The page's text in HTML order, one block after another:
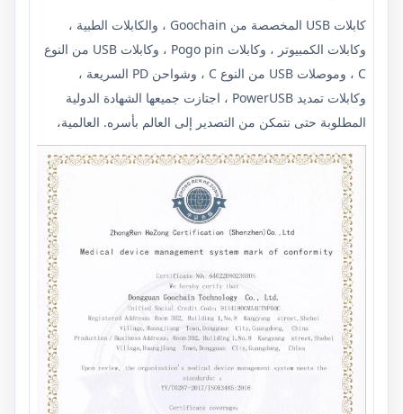
كابلات USB المخصصة من Goochain ، والكابلات الطبية ،
وكابلات الكمبيوتر ، وكابلات Pogo pin ، وكابلات USB من النوع
C ، وموصلات USB من النوع C ، وشواحن PD السريعة ،
وكابلات تمديد PowerUSB ، اجتازت جميعها الشهادة الدولية
المطلوبة حتى نتمكن من التصدير إلى العالم بأسره. العالمية،